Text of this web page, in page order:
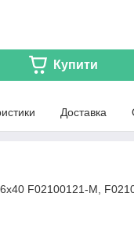
Купити
Доставка
F02100121-M,